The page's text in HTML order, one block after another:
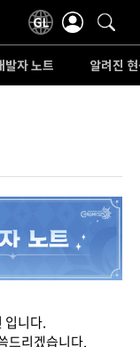
발자 노트 알려진
입니다.
드리겠습니다.